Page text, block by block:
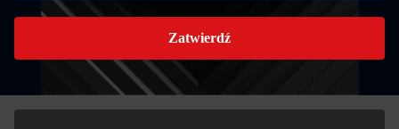
Zatwierdź